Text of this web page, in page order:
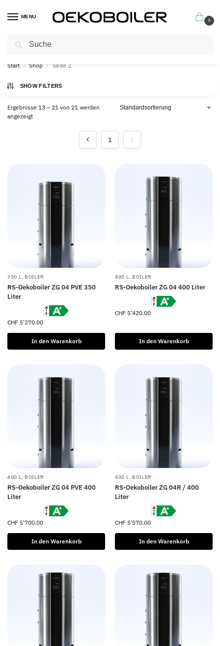
MENU
0
Profitieren Sie jetzt von unseren hervorragenden Garantiebedingungen
Start / Shop / Seite 2
SHOW FILTERS
Ergebnisse 13 – 21 von 21 werden
angezeigt
1 2
350 L , BOILER
RS-Oekoboiler ZG 04 PVE 350
Liter
CHF 5'270.00
In den Warenkorb
400 L , BOILER
RS-Oekoboiler ZG 04 400 Liter
CHF 5'420.00
In den Warenkorb
400 L, BOILER
RS-Oekoboiler ZG 04 PVE 400
Liter
CHF 5'700.00
In den Warenkorb
400 L, BOILER
RS-Oekoboiler ZG 04R / 400
Liter
CHF 5'570.00
In den Warenkorb